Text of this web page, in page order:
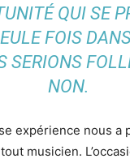
QUI SE
FOIS
SERIONS
NON.
expérience nous a
musicien.